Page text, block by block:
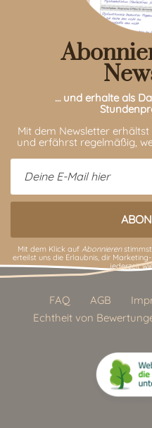
… und erhalte als
Mit dem Newsletter
und erfährst regelmäßig,
Mit dem Klick auf Abonnierenstimmst
erteilst uns die Erlaubnis, dir
jederzeit
FAQ AGB
Echtheit von